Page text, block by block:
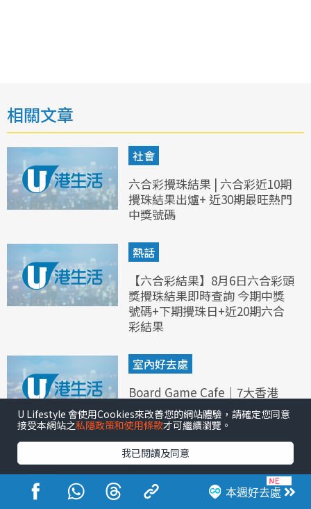
相關文章
社會
六合彩攪珠結果 | 六合彩近10期
攪珠結果出爐+ 近30期最旺熱門
中獎號碼
熱話
【六合彩結果】8月6日六合彩頭
獎攪珠結果即時查詢 今期中獎
號碼+下期攪珠日+近20期六合
彩結果
室內好去處
Board Game Cafe｜7大香港
Board Game Cafe推介 $158起
玩全日旺角/觀塘/荃灣
室內好去處
密室逃脫推介｜旺角黃埔荔枝角
6大密室逃脫lost逃出香港 5D實
本週好去處
U Lifestyle 會使用Cookies來改善您的網站體驗，請確定您同意
接受本網站之私隱政策和使用條款才可繼續瀏覽。
我已閱讀及同意